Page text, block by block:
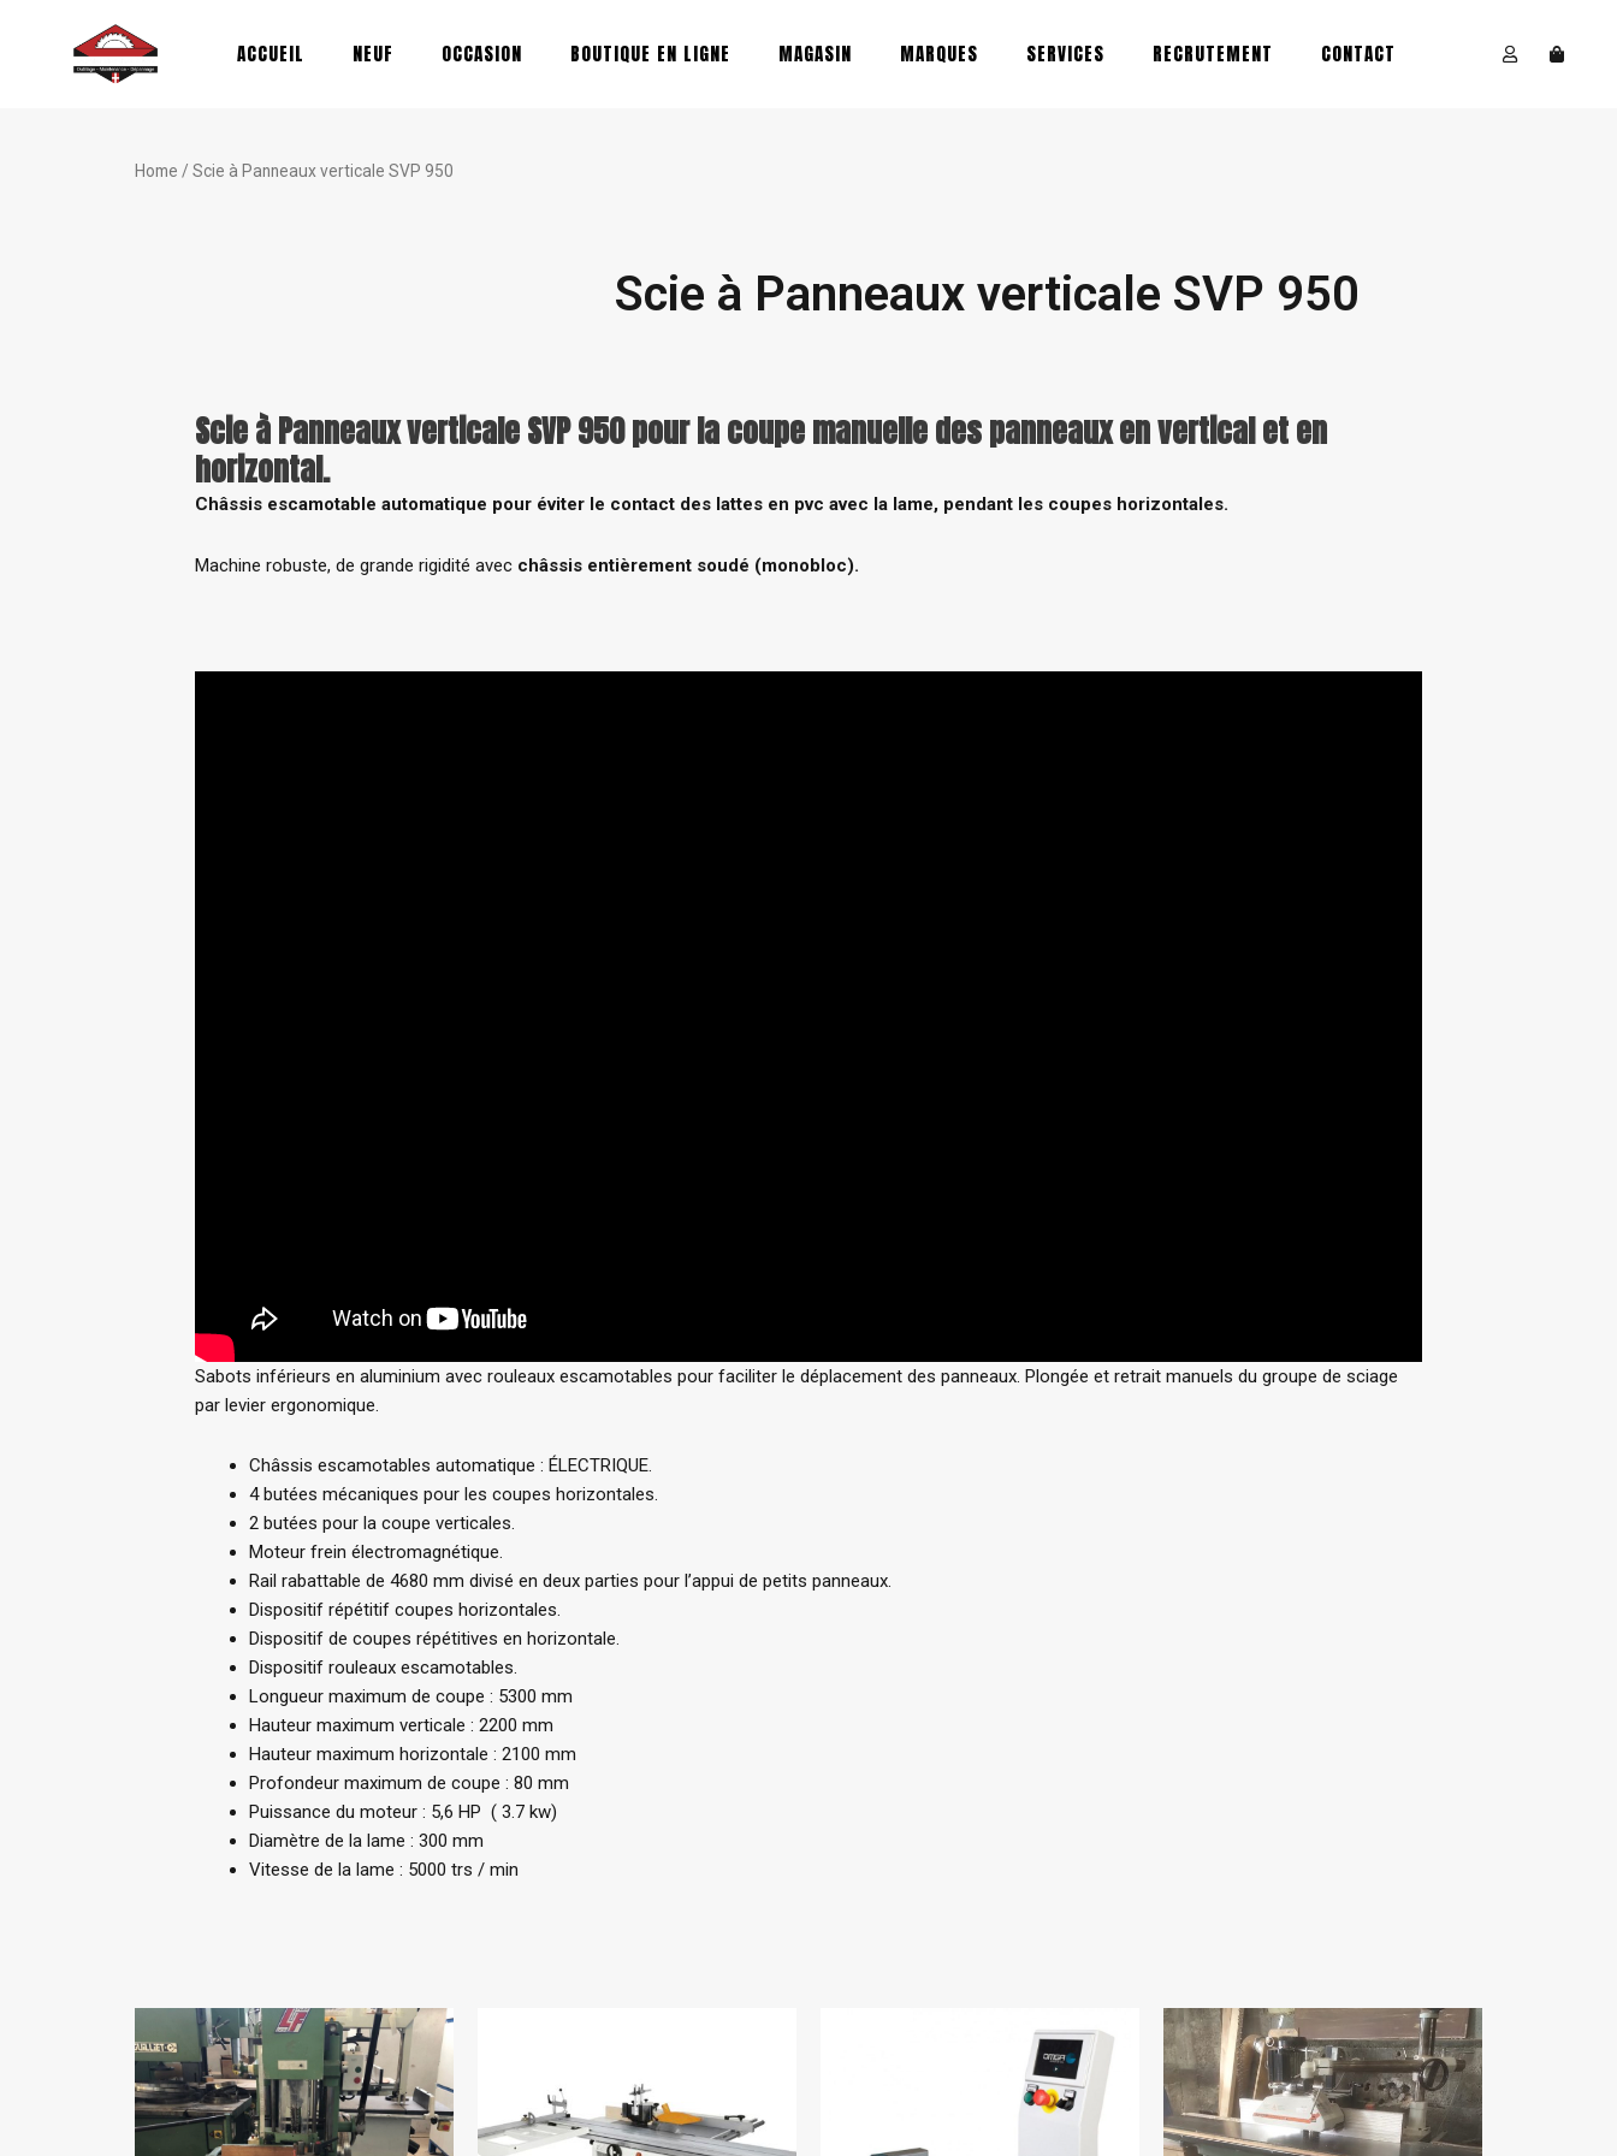
ACCUEIL NEUF OCCASION BOUTIQUE EN LIGNE MAGASIN MARQUES SERVICES RECRUTEMENT CONTACT
Home / Scie à Panneaux verticale SVP 950
Scie à Panneaux verticale SVP 950
Scie à Panneaux verticale SVP 950 pour la coupe manuelle des panneaux en vertical et en
horizontal.
Châssis escamotable automatique pour éviter le contact des lattes en pvc avec la lame, pendant les coupes horizontales.
Machine robuste, de grande rigidité avec châssis entièrement soudé (monobloc).
Sabots inférieurs en aluminium avec rouleaux escamotables pour faciliter le déplacement des panneaux. Plongée et retrait manuels du groupe de sciage
par levier ergonomique.
Châssis escamotables automatique : ÉLECTRIQUE.
4 butées mécaniques pour les coupes horizontales.
2 butées pour la coupe verticales.
Moteur frein électromagnétique.
Rail rabattable de 4680 mm divisé en deux parties pour l’appui de petits panneaux.
Dispositif répétitif coupes horizontales.
Dispositif de coupes répétitives en horizontale.
Dispositif rouleaux escamotables.
Longueur maximum de coupe : 5300 mm
Hauteur maximum verticale : 2200 mm
Hauteur maximum horizontale : 2100 mm
Profondeur maximum de coupe : 80 mm
Puissance du moteur : 5,6 HP ( 3.7 kw)
Diamètre de la lame : 300 mm
Vitesse de la lame : 5000 trs / min